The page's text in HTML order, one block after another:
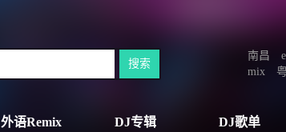
南昌
mix
外语Remix DJ专辑 DJ歌单